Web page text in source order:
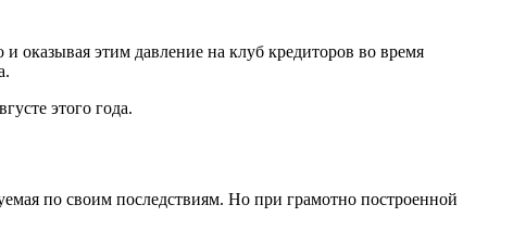
оказывая этим давление на клуб кредиторов во время
этого года.
по своим последствиям. Но при грамотно построенной